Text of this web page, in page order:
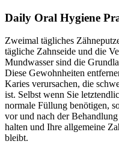
Daily Oral Hygiene
Zweimal tägliches
tägliche Zahnseide und die
Mundwasser sind die
Diese Gewohnheiten
Karies verursachen, die
ist. Selbst wenn Sie
normale Füllung benötigen,
vor und nach der
halten und Ihre allgemeine
bleibt.